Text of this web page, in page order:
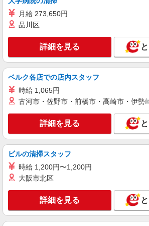
時給2400円〜3000円
草加市西町｜最寄駅：
キープ
職業紹介
株式会社kotrio /●SW-S-2022412
草加駅＊未経験スタート
護助手/週3〜OK
時給1550円〜2312円
ン代含む)＞
キープ
株式会社kotrio /●SI-H-1898062
＜高時給＞草加駅の病院
月給 273,650円
品川区
詳細を見る
ベルク各店での店内スタッフ
時給 1,065円
古河市・佐野市・前橋市・高崎市・伊
詳細を見る
ビルの清掃スタッフ
時給 1,200円〜1,200円
大阪市北区
詳細を見る